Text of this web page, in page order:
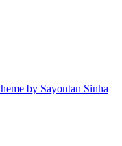
by Sayontan Sinha